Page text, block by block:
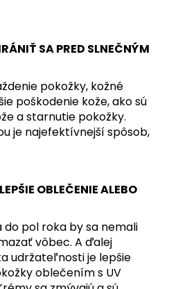
SA PRED SLNEČNÝM
pokožky, kožné
poškodenie kože, ako sú
a starnutie pokožky.
je najefektívnejší spôsob,
OBLEČENIE ALEBO
pol roka by sa nemali
vôbec. A ďalej
udržateľnosti je lepšie
oblečením s UV